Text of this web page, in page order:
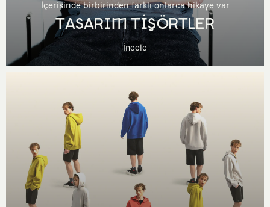
İçerisinde birbirinden farklı onlarca hikaye var
TASARIM TİŞÖRTLER
İncele